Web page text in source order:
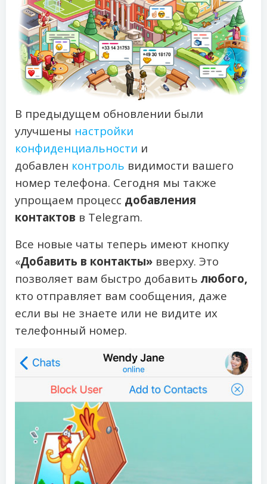
В предыдущем обновлении были
улучшены настройки
конфиденциальности и
добавлен контроль видимости вашего
номер телефона. Сегодня мы также
упрощаем процесс добавления
контактов в Telegram.
Все новые чаты теперь имеют кнопку
«Добавить в контакты» вверху. Это
позволяет вам быстро добавить любого,
кто отправляет вам сообщения, даже
если вы не знаете или не видите их
телефонный номер.